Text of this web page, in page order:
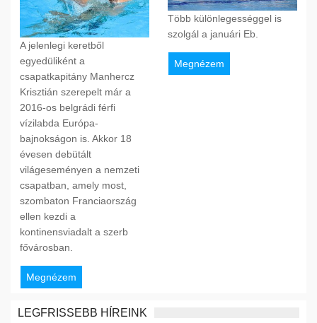
A jelenlegi keretből
egyedüliként a
csapatkapitány Manhercz
Krisztián szerepelt már a
2016-os belgrádi férfi
vízilabda Európa-
bajnokságon is. Akkor 18
évesen debütált
világeseményen a nemzeti
csapatban, amely most,
szombaton Franciaország
ellen kezdi a
kontinensviadalt a szerb
fővárosban.
Megnézem
Több különlegességgel is
szolgál a januári Eb.
Megnézem
LEGFRISSEBB HÍREINK